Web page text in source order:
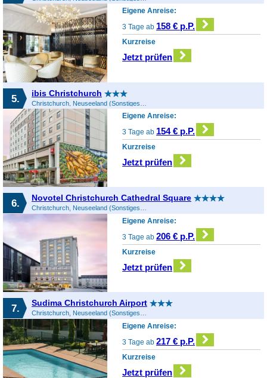
Eigene Anreise:
3 Tage ab 158 € p.P.
Kurzreise
Jetzt prüfen
5. ibis Christchurch
Eigene Anreise:
3 Tage ab 154 € p.P.
Kurzreise
Jetzt prüfen
6. Novotel Christchurch Cathedral Square
Christchurch, Neuseeland (Sonstiges), Neuseeland
Eigene Anreise:
3 Tage ab206 € p.P.
Kurzreise
Jetzt prüfen
7. Sudima Christchurch Airport
Eigene Anreise:
3 Tage ab217 € p.P.
Kurzreise
Jetzt prüfen